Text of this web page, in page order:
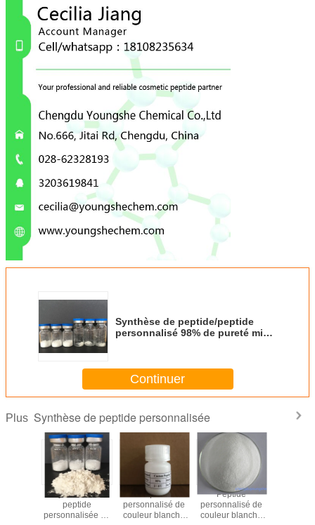
Synthèse de peptide/peptide
personnalisé 98% de pureté min
Continuer
Plus Synthèse de peptide personnalisée
Synthèse de
peptide
personnalisée de
Peptide
personnalisé de
couleur blanche
Peptide
personnalisé de
couleur blanche